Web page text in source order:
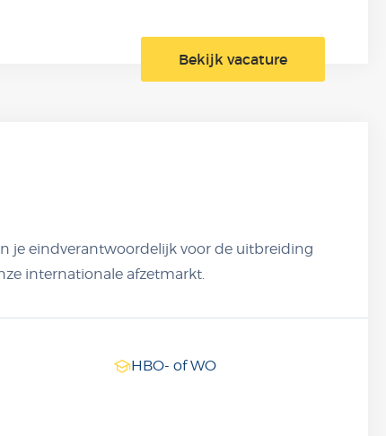
Bekijk vacature
je eindverantwoordelijk voor de uitbreiding
internationale afzetmarkt.
HBO- of WO